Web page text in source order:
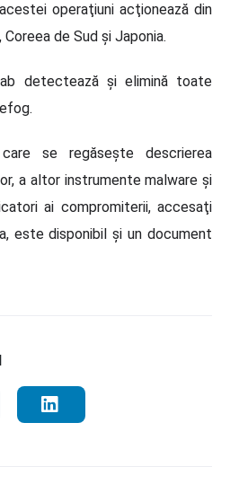
operaţiuni acţionează din
de Sud şi Japonia.
detectează şi elimină toate
se regăseşte descrierea
a altor instrumente malware şi
ai compromiterii, accesaţi
este disponibil şi un document